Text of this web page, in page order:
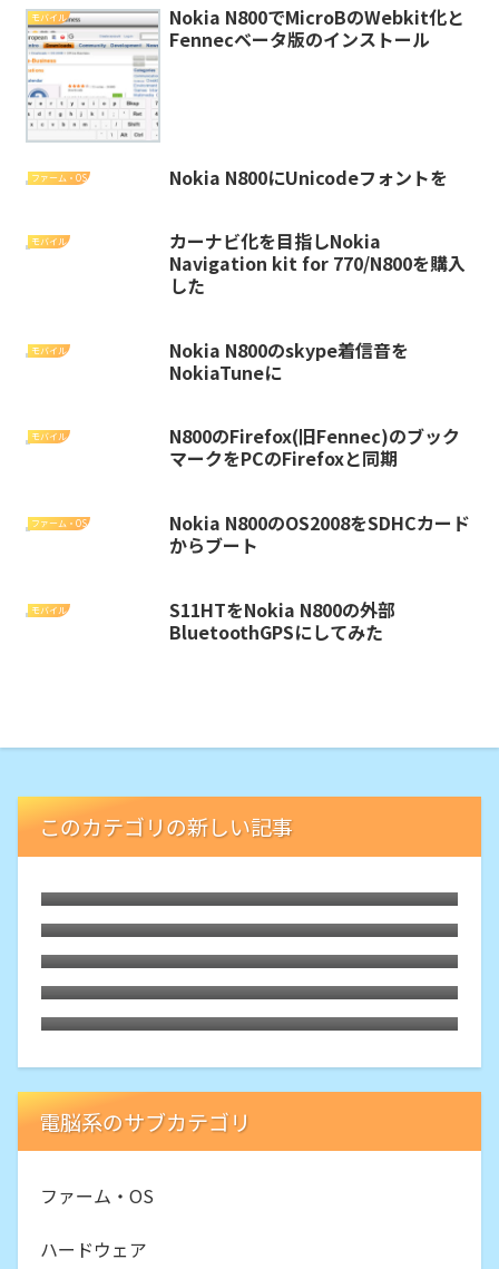
モバイル
Nokia N800でMicroBのWebkit化と
Fennecベータ版のインストール
ファーム・OS Nokia N800にUnicodeフォントを
モバイル
カーナビ化を目指しNokia
Navigation kit for 770/N800を購入
した
モバイル
Nokia N800のskype着信音を
NokiaTuneに
モバイル
N800のFirefox(旧Fennec)のブック
マークをPCのFirefoxと同期
ファーム・OS
Nokia N800のOS2008をSDHCカード
からブート
モバイル
S11HTをNokia N800の外部
BluetoothGPSにしてみた
このカテゴリの新しい記事
LibreELECな古いHTPCでブルーレイが再
橋」という余生
枯れた自作PCにLubuntu 26.04をインスト
ール
HDMIオーディオ分離器でレガシー規格ホ
ームシアターが本領を発揮、その旋律に戦
慄
Debian 13 trixieをLXQtでASUS-X540YA
にインストールしてみた。懐かしくて軽快
Motorola Edge40にTPUスクリーンプロ
テクター
電脳系のサブカテゴリ
ファーム・OS
ハードウェア